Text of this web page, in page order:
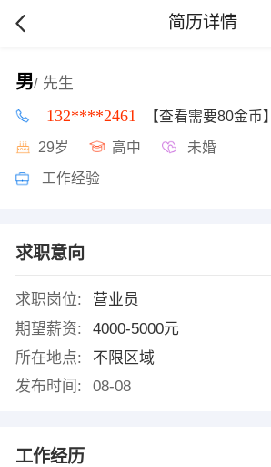
简历详情
男/ 先生
132****2461 【查看需要80金币】
29岁 高中 未婚
工作经验
求职意向
求职岗位:
营业员
期望薪资:
4000-5000元
所在地点:
不限区域
发布时间:
08-08
工作经历